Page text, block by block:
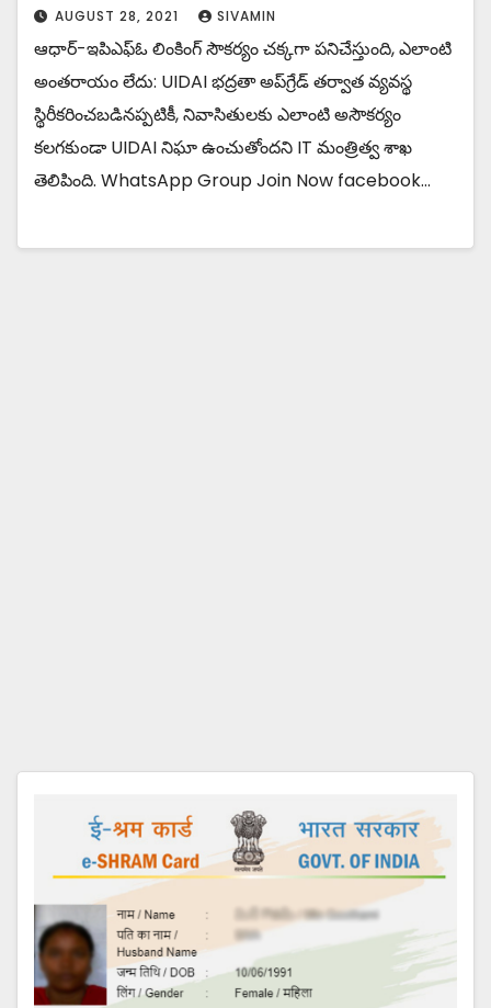
AUGUST 28, 2021 SIVAMIN
ఆధార్-ఇపిఎఫ్‌ఓ లింకింగ్ సౌకర్యం చక్కగా పనిచేస్తుంది, ఎలాంటి
అంతరాయం లేదు: UIDAI భద్రతా అప్‌గ్రేడ్ తర్వాత వ్యవస్థ
స్థిరీకరించబడినప్పటికీ, నివాసితులకు ఎలాంటి అసౌకర్యం
కలగకుండా UIDAI నిఘా ఉంచుతోందని IT మంత్రిత్వ శాఖ
తెలిపింది. WhatsApp Group Join Now facebook…